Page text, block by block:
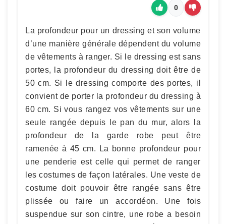
0
La profondeur pour un dressing et son volume
d’une manière générale dépendent du volume
de vêtements à ranger. Si le dressing est sans
portes, la profondeur du dressing doit être de
50 cm. Si le dressing comporte des portes, il
convient de porter la profondeur du dressing à
60 cm. Si vous rangez vos vêtements sur une
seule rangée depuis le pan du mur, alors la
profondeur de la garde robe peut être
ramenée à 45 cm. La bonne profondeur pour
une penderie est celle qui permet de ranger
les costumes de façon latérales. Une veste de
costume doit pouvoir être rangée sans être
plissée ou faire un accordéon. Une fois
suspendue sur son cintre, une robe a besoin